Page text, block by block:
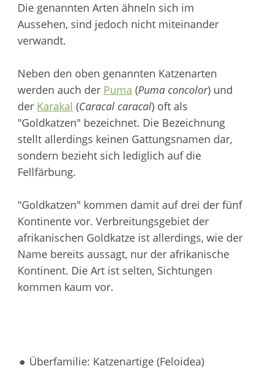
Die genannten Arten ähneln sich im
Aussehen, sind jedoch nicht miteinander
verwandt.
Neben den oben genannten Katzenarten
werden auch der Puma (Puma concolor) und
der Karakal (Caracal caracal) oft als
"Goldkatzen" bezeichnet. Die Bezeichnung
stellt allerdings keinen Gattungsnamen dar,
sondern bezieht sich lediglich auf die
Fellfärbung.
"Goldkatzen" kommen damit auf drei der fünf
Kontinente vor. Verbreitungsgebiet der
afrikanischen Goldkatze ist allerdings, wie der
Name bereits aussagt, nur der afrikanische
Kontinent. Die Art ist selten, Sichtungen
kommen kaum vor.
Überfamilie: Katzenartige (Feloidea)